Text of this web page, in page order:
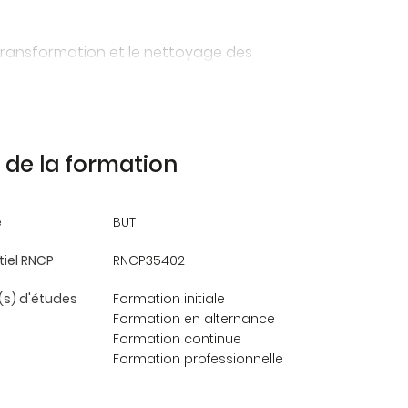
et le nettoyage des
initiés.
clinique, d’un sondage d’opinion,
et incontournables dans
de la formation
BUT
RNCP RNCP35402
d'études
Formation initiale
Formation en alternance
Formation continue
Formation professionnelle